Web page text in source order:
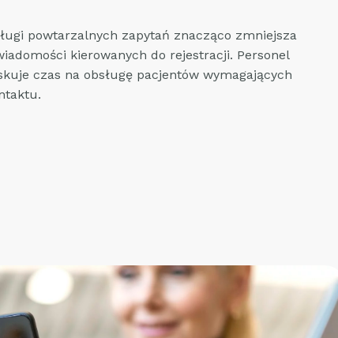
powtarzalnych zapytań znacząco zmniejsza
kierowanych do rejestracji. Personel
czas na obsługę pacjentów wymagających